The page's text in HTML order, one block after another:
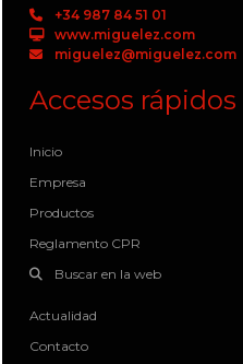
+34 987 84 51 01
www.miguelez.com
miguelez@miguelez.com
Accesos rápidos
Inicio
Empresa
Productos
Reglamento CPR
Buscar en la web
Actualidad
Contacto